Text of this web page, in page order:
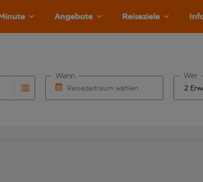
Angebote Reiseziele
Reisezeitraum wählen
Wann Wer